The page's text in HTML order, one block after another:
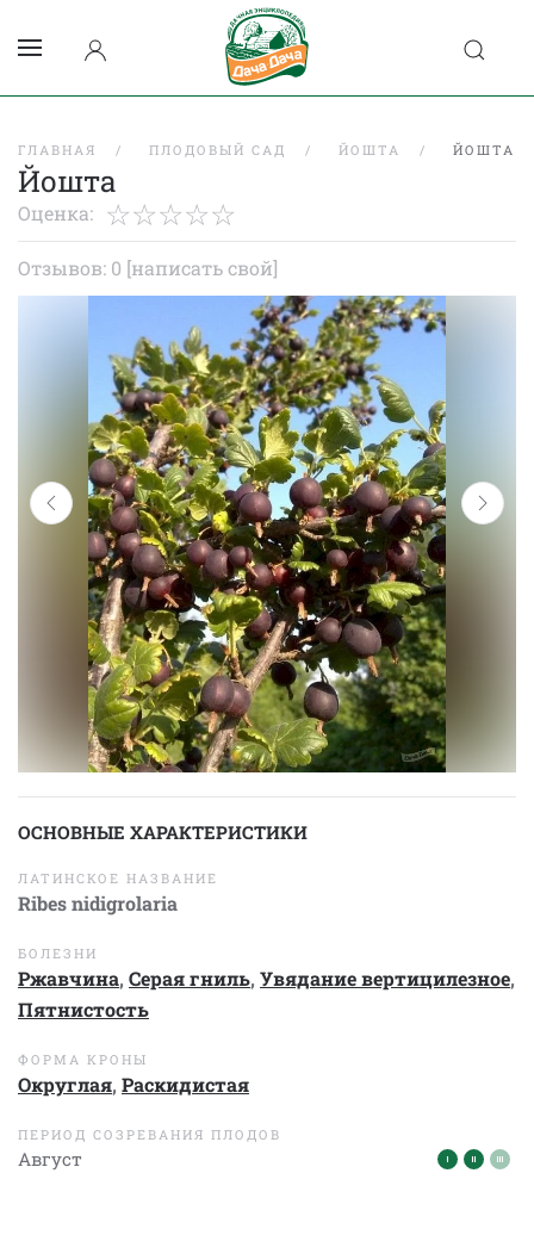
ГЛАВНАЯ ПЛОДОВЫЙ САД ЙОШТА ЙОШТА
Йошта
Оценка:
Отзывов: 0 [написать свой]
ОСНОВНЫЕ ХАРАКТЕРИСТИКИ
ЛАТИНСКОЕ НАЗВАНИЕ
Ribes nidigrolaria
БОЛЕЗНИ
Ржавчина, Серая гниль, Увядание вертицилезное,
Пятнистость
ФОРМА КРОНЫ
Округлая, Раскидистая
ПЕРИОД СОЗРЕВАНИЯ ПЛОДОВ
Август